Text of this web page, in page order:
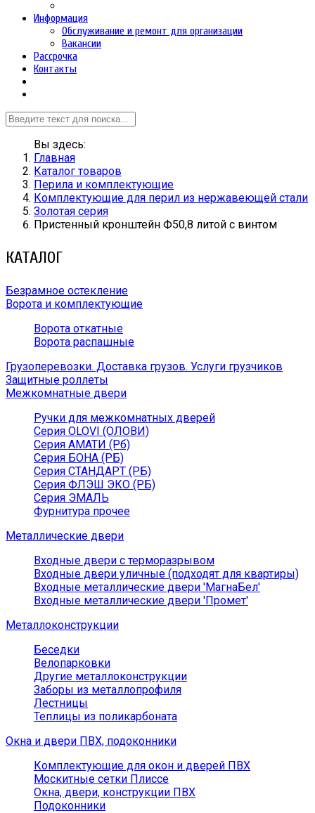
Информация
Обслуживание и ремонт для организации
Вакансии
Рассрочка
Контакты
Вы здесь:
Главная
Каталог товаров
Перила и комплектующие
Комплектующие для перил из нержавеющей стали
Золотая серия
Пристенный кронштейн Ф50,8 литой с винтом
КАТАЛОГ
Безрамное остекление
Ворота и комплектующие
Ворота откатные
Ворота распашные
Грузоперевозки. Доставка грузов. Услуги грузчиков
Защитные роллеты
Межкомнатные двери
Ручки для межкомнатных дверей
Серия OLOVI (ОЛОВИ)
Серия АМАТИ (Рб)
Серия БОНА (РБ)
Серия СТАНДАРТ (РБ)
Серия ФЛЭШ ЭКО (РБ)
Серия ЭМАЛЬ
Фурнитура прочее
Металлические двери
Входные двери с терморазрывом
Входные двери уличные (подходят для квартиры)
Входные металлические двери 'МагнаБел'
Входные металлические двери 'Промет'
Металлоконструкции
Беседки
Велопарковки
Другие металлоконструкции
Заборы из металлопрофиля
Лестницы
Теплицы из поликарбоната
Окна и двери ПВХ, подоконники
Комплектующие для окон и дверей ПВХ
Москитные сетки Плиссе
Окна, двери, конструкции ПВХ
Подоконники